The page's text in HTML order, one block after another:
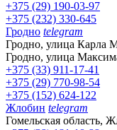
+375 (29) 190-03-97
+375 (232) 330-645
Гродно telegram
Гродно, улица Карла
Гродно, улица
+375 (33) 911-17-41
+375 (29) 770-98-54
+375 (152) 624-122
Жлобин telegram
Гомельская область,